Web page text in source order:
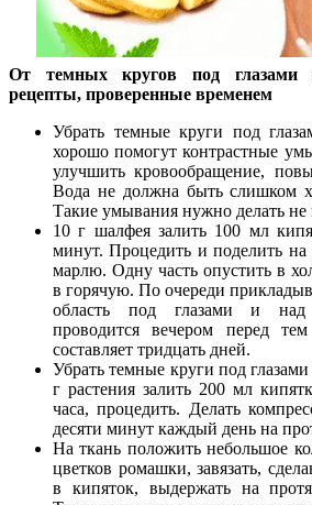
От темных кругов под глазами
рецепты, проверенные временем
Убрать темные круги под
хорошо помогут контрастные
улучшить кровообращение,
Вода не должна быть слишком
Такие умывания нужно делать не
10 г шалфея залить 100 мл
минут. Процедить и поделить на
марлю. Одну часть опустить в
в горячую. По очереди
область под глазами и над
проводится вечером перед
составляет тридцать дней.
Убрать темные круги под
г растения залить 200 мл
часа, процедить. Делать
десяти минут каждый день на
На ткань положить небольшое
цветков ромашки, завязать,
в кипяток, выдержать на